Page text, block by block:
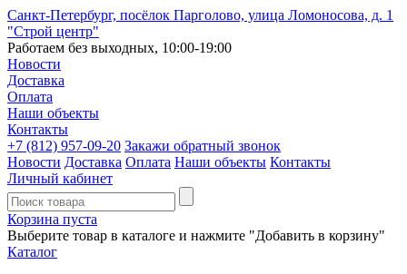
Санкт-Петербург, посёлок Парголово, улица Ломоносова, д. 1
"Строй центр"
Работаем без выходных, 10:00-19:00
Новости
Доставка
Оплата
Наши объекты
Контакты
+7 (812) 957-09-20 Закажи обратный звонок
Новости Доставка Оплата Наши объекты Контакты
Личный кабинет
Корзина пуста
Выберите товар в каталоге и нажмите "Добавить в корзину"
Каталог